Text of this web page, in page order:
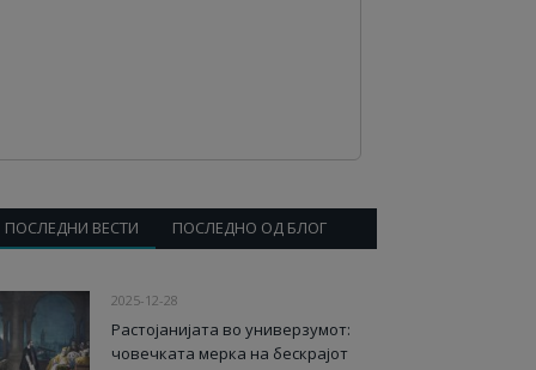
ПОСЛЕДНИ ВЕСТИ ПОСЛЕДНО ОД БЛОГ
2025-12-28
Растојанијата во универзумот:
човечката мерка на бескрајот